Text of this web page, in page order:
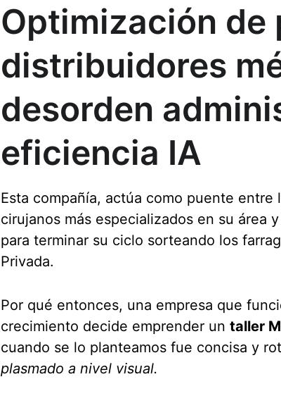
Optimización de
distribuidores
desorden
eficiencia IA
Esta compañía, actúa como puente
cirujanos más especializados en su área
para terminar su ciclo sorteando los
Privada.
Por qué entonces, una empresa que
crecimiento decide emprender un taller
cuando se lo planteamos fue concisa y
plasmado a nivel visual.